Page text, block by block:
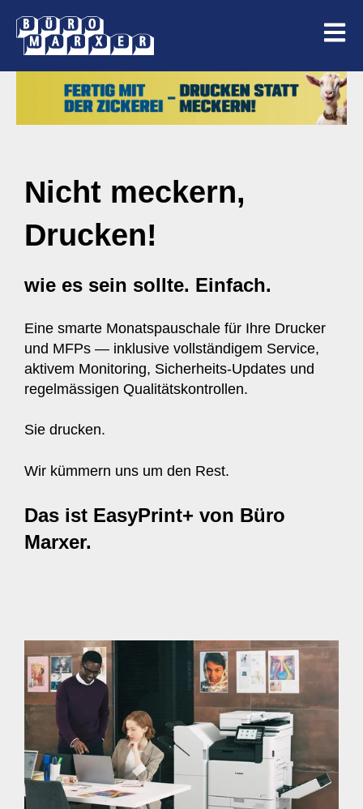
Nicht meckern,
Drucken!
wie es sein sollte. Einfach.
Eine smarte Monatspauschale für Ihre Drucker
und MFPs — inklusive vollständigem Service,
aktivem Monitoring, Sicherheits-Updates und
regelmässigen Qualitätskontrollen.
Sie drucken.
Wir kümmern uns um den Rest.
Das ist EasyPrint+ von Büro
Marxer.